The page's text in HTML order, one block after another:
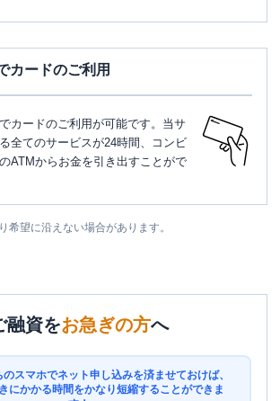
カードのご利用
カードのご利用が可能です。当サ
全てのサービスが24時間、コンビ
ATMからお金を引き出すことがで
希望に沿えない場合があります。
融資をお急ぎの方へ
スマホでネット申し込みを済ませておけば、
にかかる時間をかなり短縮することができま